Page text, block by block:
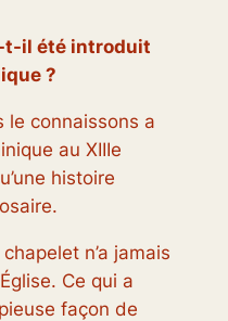
t-il été introduit
?
le connaissons a
au XIIIe
histoire
n’a jamais
Ce qui a
façon de